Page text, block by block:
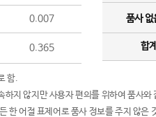
0.007
0.365
품사 없
합계
함.
하지 않지만 사용자 편의를 위하여 품사와
한 어절 표제어로 품사 정보를 주지 않은